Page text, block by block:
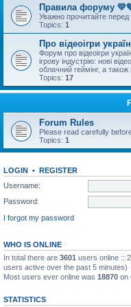
Правила форуму
Уважно прочитайте перед
Topics: 1
Про відеоігри
Форум про відеоігри
ігрову індустрію: нові
облачний геймінг, а також
Topics: 17
Forum Rules
Please read carefully
Topics: 1
LOGIN • REGISTER
Username:
Password:
I forgot my password
WHO IS ONLINE
In total there are 3601 users online ::
users active over the past 5 minutes)
Most users ever online was 18870 on
STATISTICS